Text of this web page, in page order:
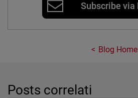
Subscribe via
Blog Home
Posts correlati